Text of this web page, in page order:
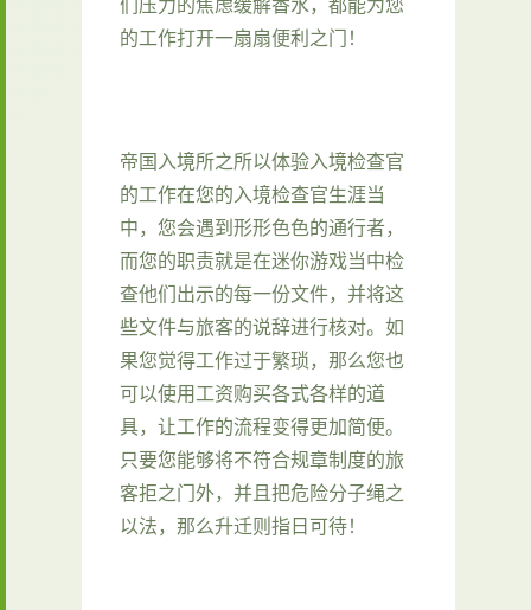
的工作打开一扇扇便利之门！
帝国入境所之所以体验入境检查官
的工作在您的入境检查官生涯当
中，您会遇到形形色色的通行者，
而您的职责就是在迷你游戏当中检
查他们出示的每一份文件，并将这
些文件与旅客的说辞进行核对。如
果您觉得工作过于繁琐，那么您也
可以使用工资购买各式各样的道
具，让工作的流程变得更加简便。
只要您能够将不符合规章制度的旅
客拒之门外，并且把危险分子绳之
以法，那么升迁则指日可待！